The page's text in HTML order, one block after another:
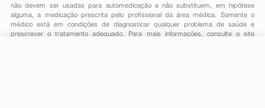
não devem ser usadas para automedicação e não substituem, em hipótese
alguma, a medicação prescrita pelo profissional da área médica. Somente o
médico está em condições de diagnosticar qualquer problema de saúde e
prescrever o tratamento adequado. Para mais informações, consulte o site